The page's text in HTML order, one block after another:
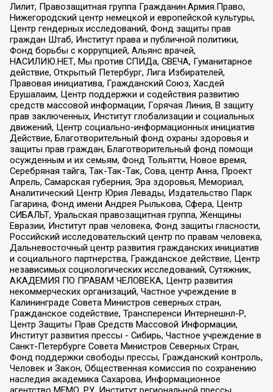
Лилит, Правозащитная группа Гражданин.Армия.Право,
Нижегородский центр немецкой и европейской культуры,
Центр гендерных исследований, Фонд защиты прав
граждан Штаб, Институт права и публичной политики,
Фонд борьбы с коррупцией, Альянс врачей,
НАСИЛИЮ.НЕТ, Мы против СПИДа, СВЕЧА, Гуманитарное
действие, Открытый Петербург, Лига Избирателей,
Правовая инициатива, Гражданский Союз, Хасдей
Ерушалаим, Центр поддержки и содействия развитию
средств массовой информации, Горячая Линия, В защиту
прав заключенных, Институт глобализации и социальных
движений, Центр социально-информационных инициатив
Действие, Благотворительный фонд охраны здоровья и
защиты прав граждан, Благотворительный фонд помощи
осужденным и их семьям, Фонд Тольятти, Новое время,
Серебряная тайга, Так-Так-Так, Сова, центр Анна, Проект
Апрель, Самарская губерния, Эра здоровья, Мемориал,
Аналитический Центр Юрия Левады, Издательство Парк
Гагарина, Фонд имени Андрея Рылькова, Сфера, Центр
СИБАЛЬТ, Уральская правозащитная группа, Женщины
Евразии, Институт прав человека, Фонд защиты гласности,
Российский исследовательский центр по правам человека,
Дальневосточный центр развития гражданских инициатив
и социального партнерства, Гражданское действие, Центр
независимых социологических исследований, Сутяжник,
АКАДЕМИЯ ПО ПРАВАМ ЧЕЛОВЕКА, Центр развития
некоммерческих организаций, Частное учреждение в
Калининграде Совета Министров северных стран,
Гражданское содействие, Трансперенси Интернешнл-Р,
Центр Защиты Прав Средств Массовой Информации,
Институт развития прессы - Сибирь, Частное учреждение в
Санкт-Петербурге Совета Министров Северных Стран,
Фонд поддержки свободы прессы, Гражданский контроль,
Человек и Закон, Общественная комиссия по сохранению
наследия академика Сахарова, Информационное